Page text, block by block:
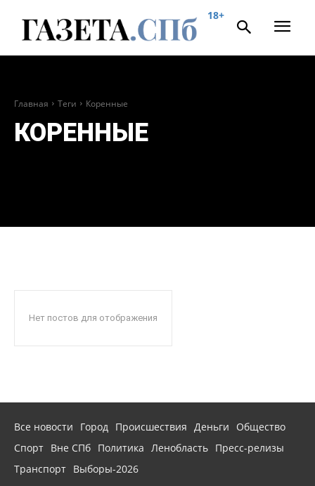
18+
Главная Теги Коренные
КОРЕННЫЕ
Нет постов для отображения
Все новости Город Происшествия Деньги
Общество
Спорт Вне СПб Политика Ленобласть Пресс-релизы
Транспорт Выборы-2026